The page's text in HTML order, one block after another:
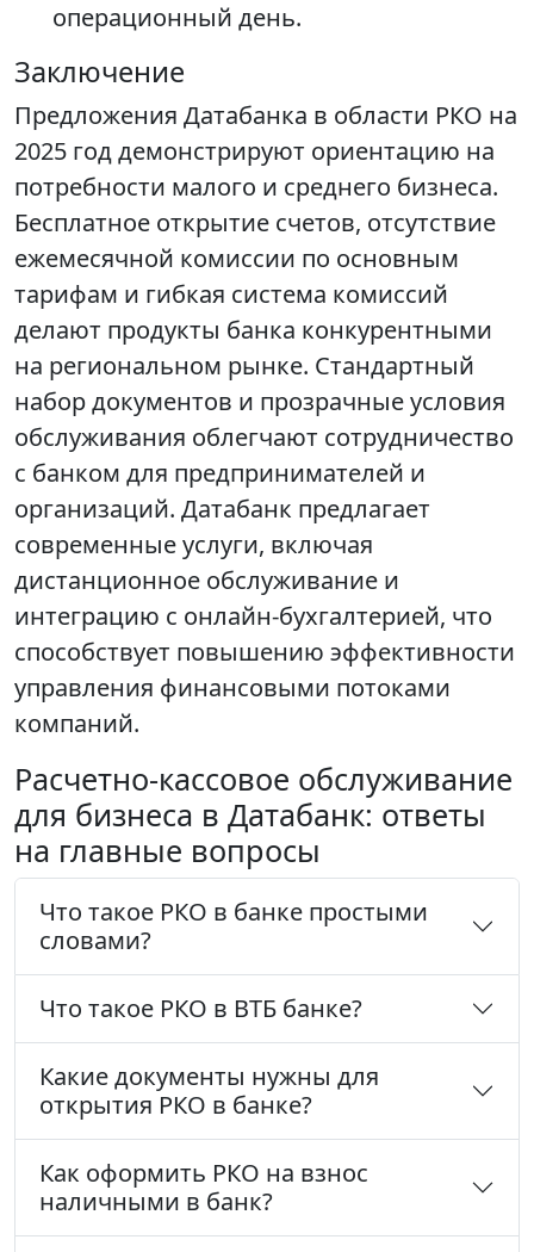
операционный день.
Заключение
Предложения Датабанка в области РКО на
2025 год демонстрируют ориентацию на
потребности малого и среднего бизнеса.
Бесплатное открытие счетов, отсутствие
ежемесячной комиссии по основным
тарифам и гибкая система комиссий
делают продукты банка конкурентными
на региональном рынке. Стандартный
набор документов и прозрачные условия
обслуживания облегчают сотрудничество
с банком для предпринимателей и
организаций. Датабанк предлагает
современные услуги, включая
дистанционное обслуживание и
интеграцию с онлайн-бухгалтерией, что
способствует повышению эффективности
управления финансовыми потоками
компаний.
Расчетно-кассовое обслуживание
для бизнеса в Датабанк: ответы
на главные вопросы
Что такое РКО в банке простыми
словами?
Что такое РКО в ВТБ банке?
Какие документы нужны для
открытия РКО в банке?
Как оформить РКО на взнос
наличными в банк?